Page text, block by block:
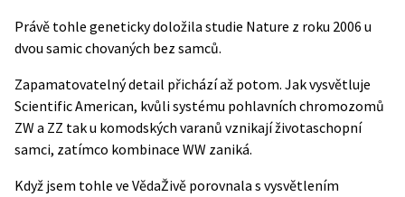
Právě tohle geneticky doložila studie Nature z roku 2006 u
dvou samic chovaných bez samců.
Zapamatovatelný detail přichází až potom. Jak vysvětluje
Scientific American, kvůli systému pohlavních chromozomů
ZW a ZZ tak u komodských varanů vznikají životaschopní
samci, zatímco kombinace WW zaniká.
Když jsem tohle ve VědaŽivě porovnala s vysvětlením